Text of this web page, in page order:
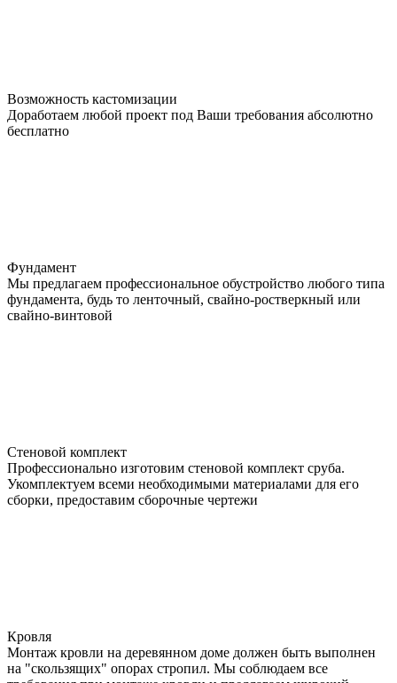
Возможность кастомизации
Доработаем любой проект под Ваши требования абсолютно
бесплатно
Фундамент
Мы предлагаем профессиональное обустройство любого типа
фундамента, будь то ленточный, свайно-ростверкный или
свайно-винтовой
Стеновой комплект
Профессионально изготовим стеновой комплект сруба.
Укомплектуем всеми необходимыми материалами для его
сборки, предоставим сборочные чертежи
Кровля
Монтаж кровли на деревянном доме должен быть выполнен
на "скользящих" опорах стропил. Мы соблюдаем все